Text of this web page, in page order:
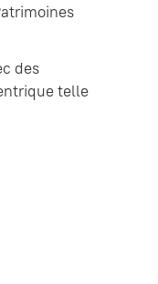
des
telle